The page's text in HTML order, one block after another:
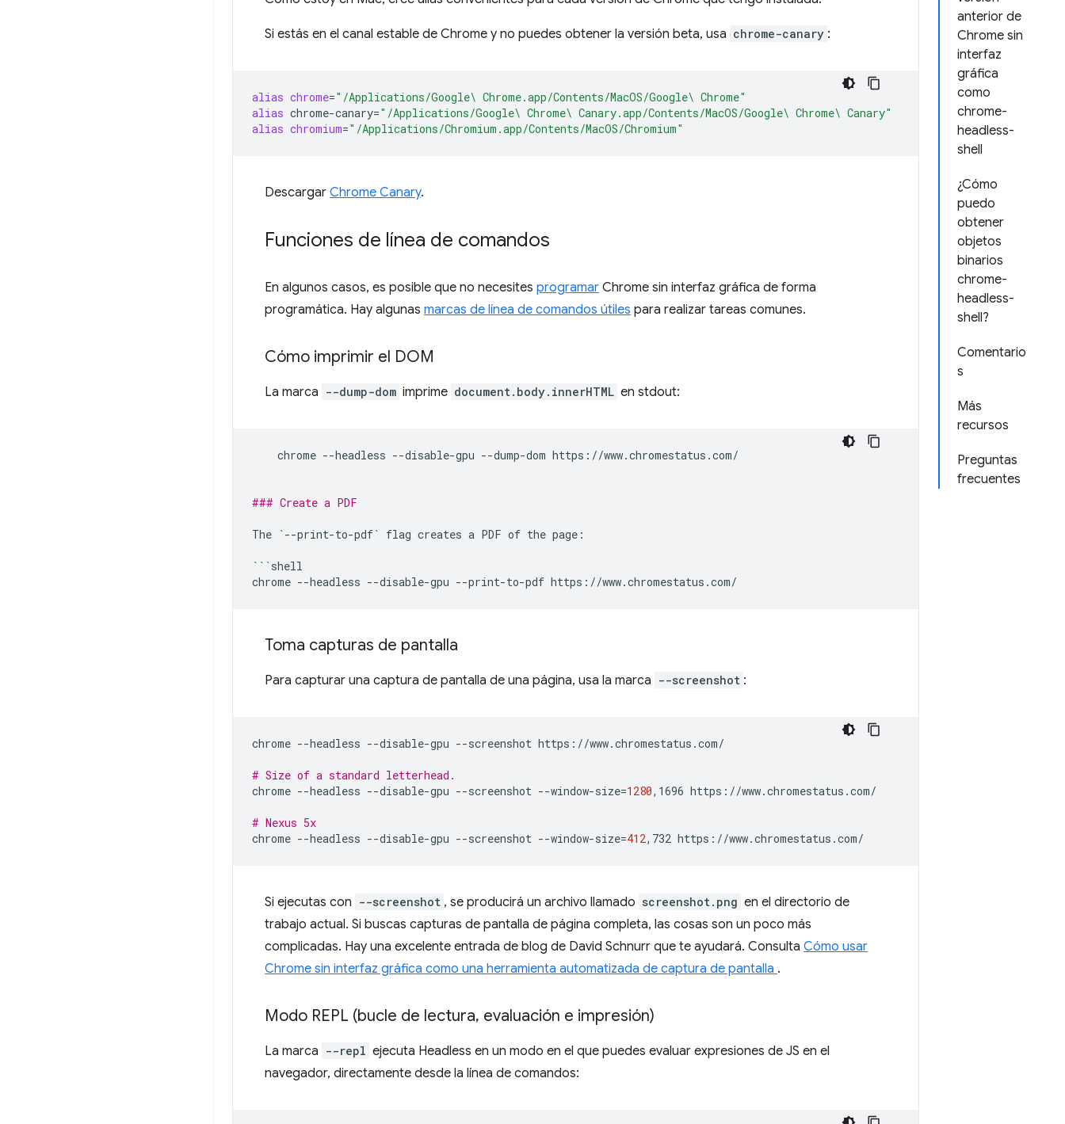
anterior de
Chrome sin
interfaz
gráfica
como
chrome-
headless-
shell
¿Cómo
puedo
obtener
objetos
binarios
chrome-
headless-
shell?
Comentario
s
Más
recursos
Preguntas
frecuentes
Si estás en el canal estable de Chrome y no puedes obtener la versión beta, usa chrome-canary :
alias chrome="/Applications/Google\ Chrome.app/Contents/MacOS/Google\ Chrome"
alias chrome-canary="/Applications/Google\ Chrome\ Canary.app/Contents/MacOS/Google\ Chrome\ Canary"
alias chromium="/Applications/Chromium.app/Contents/MacOS/Chromium"
Descargar Chrome Canary.
Funciones de línea de comandos
En algunos casos, es posible que no necesites programar Chrome sin interfaz gráfica de forma
programática. Hay algunas marcas de línea de comandos útiles para realizar tareas comunes.
Cómo imprimir el DOM
La marca --dump-dom imprime document.body.innerHTML en stdout:
chrome --headless --disable-gpu --dump-dom https://www.chromestatus.com/
### Create a PDF
The `--print-to-pdf` flag creates a PDF of the page:
```shell
chrome --headless --disable-gpu --print-to-pdf
Toma capturas de pantalla
Para capturar una captura de pantalla de una página, usa la marca --screenshot :
chrome --headless --disable-gpu --screenshot https://www.chromestatus.com/
# Size of a standard letterhead.
chrome --headless --disable-gpu --screenshot --window-size=1280,1696 https://www.chromestatus.com/
# Nexus 5x
chrome --headless --disable-gpu --screenshot --window-size=412,732
Si ejecutas con --screenshot , se producirá un archivo llamado screenshot.png en el directorio de
trabajo actual. Si buscas capturas de pantalla de página completa, las cosas son un poco más
complicadas. Hay una excelente entrada de blog de David Schnurr que te ayudará. Consulta Cómo usar
Chrome sin interfaz gráfica como una herramienta automatizada de captura de pantalla .
Modo REPL (bucle de lectura, evaluación e impresión)
La marca --repl ejecuta Headless en un modo en el que puedes evaluar expresiones de JS en el
navegador, directamente desde la línea de comandos: